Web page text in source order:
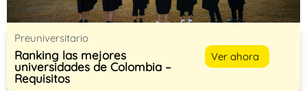
Preuniversitario
Ranking las mejores
universidades de Colombia –
Requisitos
Ver ahora